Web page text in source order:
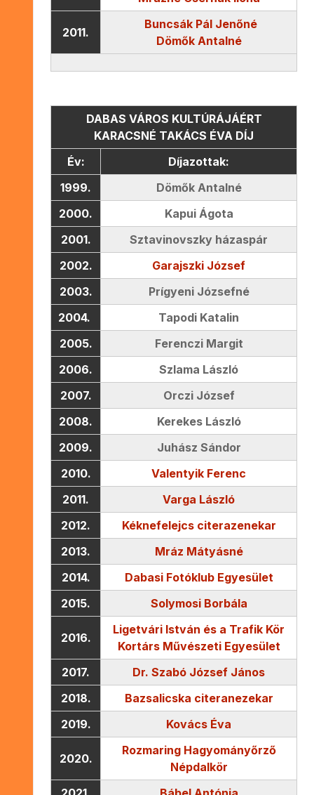
2011.
Buncsák Pál Jenőné
Dömők Antalné
DABAS VÁROS KULTÚRÁJÁÉRT
KARACSNÉ TAKÁCS ÉVA DÍJ
Év:
Díjazottak:
1999.
Dömők Antalné
2000.
Kapui Ágota
2001.
Sztavinovszky házaspár
2002.
Garajszki József
2003.
Prígyeni Józsefné
2004.
Tapodi Katalin
2005.
Ferenczi Margit
2006.
Szlama László
2007.
Orczi József
2008.
Kerekes László
2009.
Juhász Sándor
2010.
Valentyik Ferenc
2011.
Varga László
2012.
Kéknefelejcs citerazenekar
2013.
Mráz Mátyásné
2014.
Dabasi Fotóklub Egyesület
2015.
Solymosi Borbála
2016.
Ligetvári István és a Trafik Kör
Kortárs Művészeti Egyesület
2017.
Dr. Szabó József János
2018.
Bazsalicska citeranezekar
2019.
Kovács Éva
2020.
Rozmaring Hagyományőrző
Népdalkör